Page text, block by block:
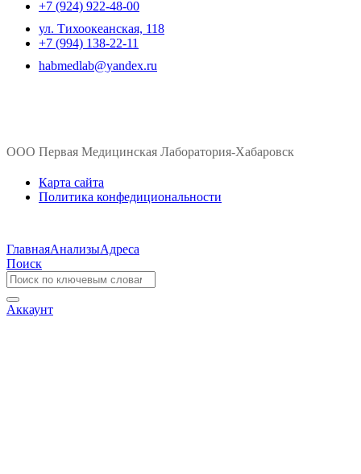
+7 (924) 922-48-00
ул. ​Тихоокеанская, 118
+7 (994) 138-22-11
habmedlab@yandex.ru
ООО Первая Медицинская Лаборатория-Хабаровск
Карта сайта
Политика конфедициональности
ГлавнаяАнализыАдреса
Поиск
Аккаунт